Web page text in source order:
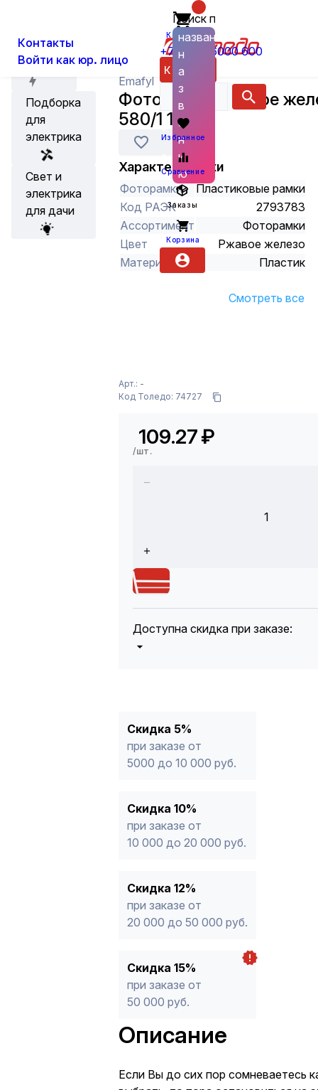
Контакты
Войти как юр. лицо
Корзина
+7 (800) 6000 600
Каталог
Поиск по
названию
н
а
з
в
а
н
и
ю
Избранное
Сравнение
Заказы
Корзина
Акции
Подборка
для
электрика
Свет и
электрика
для дачи
Фототовары
Emafyl
Фоторамка ржавое
580/1 15х21
Характеристики
Фоторамки
Пластиковые рамки
Код РАЭК
2793783
Ассортимент
Фоторамки
Цвет
Ржавое железо
Материал
Пластик
Смотреть все
Арт.: -
Код Толедо: 74727
109.27₽
/шт.
1
Доступна скидка при заказе:
* -Для заказов, состоящих
продукции, максимальная скидка
Скидка 5%
при заказе от
5000 до 10 000 руб.
Скидка 10%
при заказе от
10 000 до 20 000 руб.
Скидка 12%
при заказе от
20 000 до 50 000 руб.
Скидка 15%
при заказе от
50 000 руб.
Описание
Если Вы до сих пор сомневаетесь